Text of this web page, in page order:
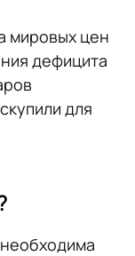
мировых цен
дефицита
для